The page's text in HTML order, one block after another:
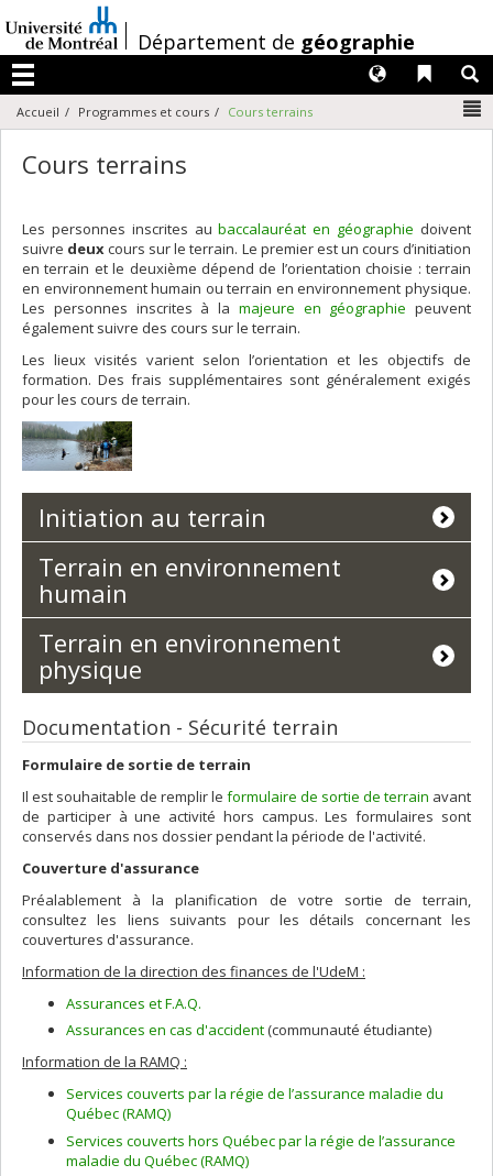
au
contenu
/Département de géographie
Menu
Liens
Langues
Accueil Programmes et cours Cours terrains
Cours terrains
Les personnes inscrites aubaccalauréat en géographie doivent
suivre deuxcours sur le terrain. Le premier est un cours d’initiation
en terrain et le deuxième dépend de l’orientation choisie : terrain
en environnement humain ou terrain en environnement physique.
Les personnes inscrites à la majeure en géographie peuvent
également suivre des cours sur le terrain.
Les lieux visités varient selon l’orientation et les objectifs de
formation. Des frais supplémentaires sont généralement exigés
pour les cours de terrain.
Initiation au terrain
Terrain en environnement
humain
Terrain en environnement
physique
Documentation - Sécurité terrain
Formulaire de sortie de terrain
Il est souhaitable de remplir le formulaire de sortie de terrain avant
de participer à une activité hors campus. Les formulaires sont
conservés dans nos dossier pendant la période de l'activité.
Couverture d'assurance
Préalablement à la planification de votre sortie de terrain,
consultez les liens suivants pour les détails concernant les
couvertures d'assurance.
Information de la direction des finances de l'UdeM :
Assurances et F.A.Q.
Assurances en cas d'accident(communauté étudiante)
Information de la RAMQ :
Services couverts par la régie de l’assurance maladie du
Québec (RAMQ)
Services couverts hors Québec par la régie de l’assurance
maladie du Québec (RAMQ)